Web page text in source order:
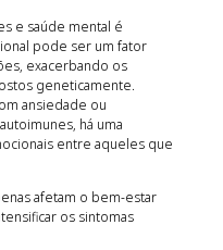
e saúde mental é
pode ser um fator
exacerbando os
geneticamente.
ansiedade ou
há uma
entre aqueles que
afetam o bem-estar
os sintomas